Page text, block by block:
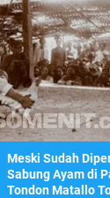
Meski Sudah
Sabung Ayam di
Tondon Matallo